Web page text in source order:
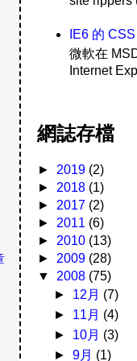
IE6 的
微軟在
Internet
網誌存檔
► 2019 (2)
► 2018 (1)
► 2017 (2)
► 2011 (6)
► 2010 (13)
► 2009 (28)
▼ 2008 (75)
► 12月 (7)
► 11月 (4)
► 10月 (3)
► 9月 (1)